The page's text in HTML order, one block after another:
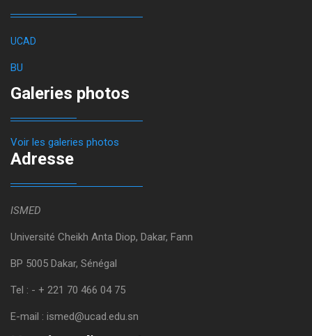
UCAD
BU
Galeries photos
Voir les galeries photos
Adresse
ISMED
Université Cheikh Anta Diop, Dakar, Fann
BP 5005 Dakar, Sénégal
Tel : - + 221 70 466 04 75
E-mail : ismed@ucad.edu.sn